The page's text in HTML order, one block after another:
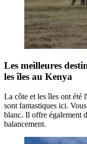
Les meilleures
les îles au Kenya
La côte et les îles ont été
sont fantastiques ici.
blanc. Il offre également
balancement.